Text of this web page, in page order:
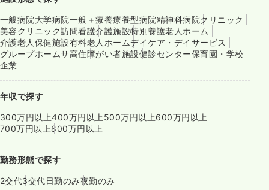
一般病院大学病院一般＋療養療養型病院精神科病院クリニック
美容クリニック訪問看護介護施設特別養護老人ホーム
介護老人保健施設有料老人ホームデイケア・デイサービス
グループホームサ高住障がい者施設健診センター保育園・学校
企業
年収で探す
300万円以上400万円以上 500万円以上600万円以上
700万円以上800万円以上
勤務形態で探す
2交代3交代日勤のみ夜勤のみ